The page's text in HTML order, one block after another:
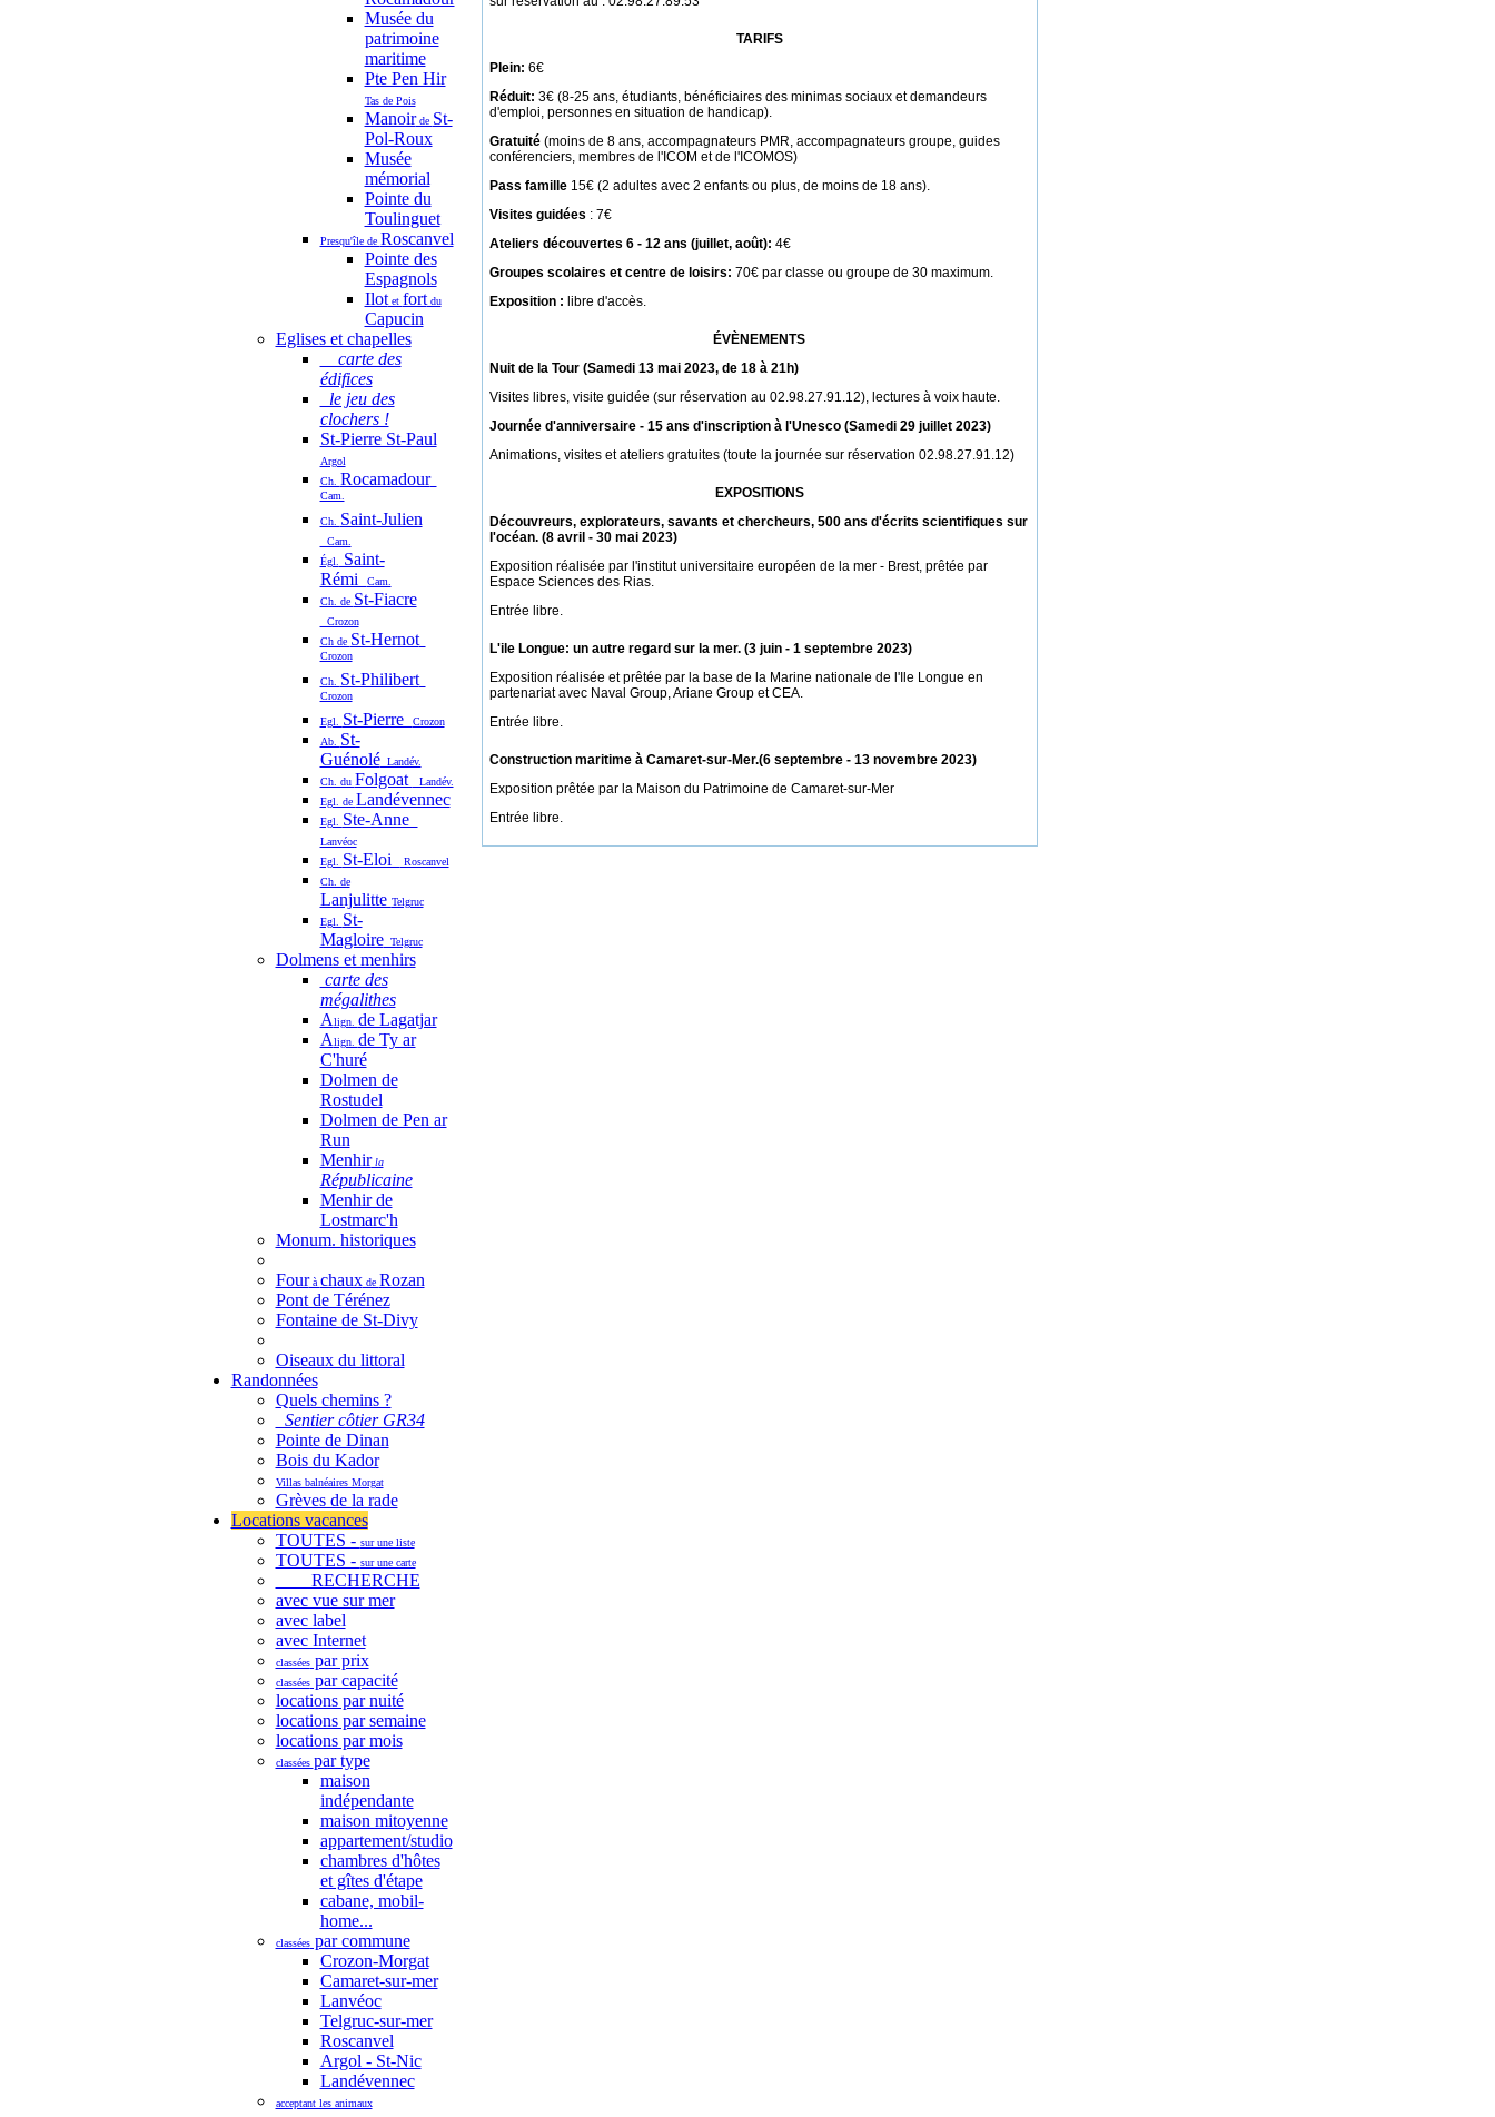
Musée du
patrimoine
maritime
Pte Pen Hir
Tas de Pois
Manoirde St-
Pol-Roux
Musée
mémorial
Pointe du
Toulinguet
Presqu'île de Roscanvel
Pointe des
Espagnols
Ilotet fortdu
Capucin
Eglises et chapelles
carte des
édifices
le jeu des
clochers !
St-Pierre St-Paul
Argol
Ch. Rocamadour
Cam.
Ch. Saint-Julien
Cam.
Égl.
Saint-
Rémi
Cam.
Ch. de St-Fiacre
Crozon
Ch de St-Hernot
Crozon
Ch.
St-Philibert
Crozon
Egl. St-Pierre
Crozon
Ab.
St-
GuénoléLandév.
Ch. du Folgoat
Landév.
Egl. de Landévennec
Egl. Ste-Anne
Lanvéoc
Egl.
St-Eloi
Roscanvel
Ch. de
Lanjulitte Telgruc
Egl.
St-
MagloireTelgruc
Dolmens et menhirs
carte des
mégalithes
Align. de Lagatjar
Align. de Ty ar
C'huré
Dolmen de
Rostudel
Dolmen de Pen ar
Run
Menhirla
Républicaine
Menhir de
Lostmarc'h
Monum. historiques
Fourà chauxde Rozan
Pont de Térénez
Fontaine de St-Divy
Oiseaux du littoral
Randonnées
Quels chemins ?
Sentier côtier GR34
Pointe de Dinan
Bois du Kador
Villas balnéaires Morgat
Grèves de la rade
Locations vacances
TOUTES - sur une liste
TOUTES - sur une carte
RECHERCHE
avec vue sur mer
avec label
avec Internet
classéespar prix
classéespar capacité
locations par nuité
locations par semaine
locations par mois
classées par type
maison
indépendante
maison mitoyenne
appartement/studio
chambres d'hôtes
et gîtes d'étape
cabane, mobil-
home...
classéespar commune
Crozon-Morgat
Camaret-sur-mer
Lanvéoc
Telgruc-sur-mer
Roscanvel
Argol - St-Nic
Landévennec
acceptant les animaux
TARIFS
Plein: 6€
Réduit: 3€ (8-25 ans, étudiants, bénéficiaires des minimas sociaux et demandeurs
d'emploi, personnes en situation de handicap).
Gratuité(moins de 8 ans, accompagnateurs PMR, accompagnateurs groupe, guides
conférenciers, membres de l'ICOM et de l'ICOMOS)
Pass famille15€ (2 adultes avec 2 enfants ou plus, de moins de 18 ans).
Visites guidées : 7€
Ateliers découvertes 6 - 12 ans (juillet, août): 4€
Groupes scolaires et centre de loisirs: 70€ par classe ou groupe de 30 maximum.
Exposition : libre d'accès.
ÉVÈNEMENTS
Nuit de la Tour (Samedi 13 mai 2023, de 18 à 21h)
Visites libres, visite guidée (sur réservation au 02.98.27.91.12), lectures à voix haute.
Journée d'anniversaire - 15 ans d'inscription à l'Unesco (Samedi 29 juillet 2023)
Animations, visites et ateliers gratuites (toute la journée sur réservation 02.98.27.91.12)
EXPOSITIONS
Découvreurs, explorateurs, savants et chercheurs, 500 ans d'écrits scientifiques sur
l'océan. (8 avril - 30 mai 2023)
Exposition réalisée par l'institut universitaire européen de la mer - Brest, prêtée par
Espace Sciences des Rias.
Entrée libre.
L'ile Longue: un autre regard sur la mer. (3 juin - 1 septembre 2023)
Exposition réalisée et prêtée par la base de la Marine nationale de l'Ile Longue en
partenariat avec Naval Group, Ariane Group et CEA.
Entrée libre.
Construction maritime à Camaret-sur-Mer.(6 septembre - 13 novembre 2023)
Exposition prêtée par la Maison du Patrimoine de Camaret-sur-Mer
Entrée libre.